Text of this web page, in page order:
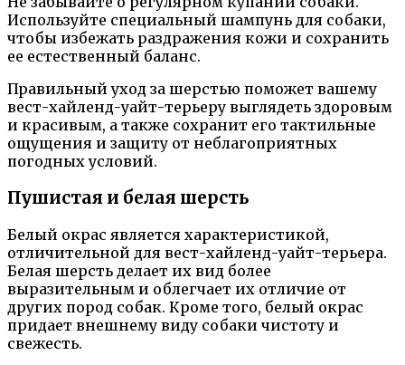
Используйте специальный шампунь для собаки,
чтобы избежать раздражения кожи и сохранить
ее естественный баланс.
Правильный уход за шерстью поможет вашему
вест-хайленд-уайт-терьеру выглядеть здоровым
и красивым, а также сохранит его тактильные
ощущения и защиту от неблагоприятных
погодных условий.
Пушистая и белая шерсть
Белый окрас является характеристикой,
отличительной для вест-хайленд-уайт-терьера.
Белая шерсть делает их вид более
выразительным и облегчает их отличие от
других пород собак. Кроме того, белый окрас
придает внешнему виду собаки чистоту и
свежесть.